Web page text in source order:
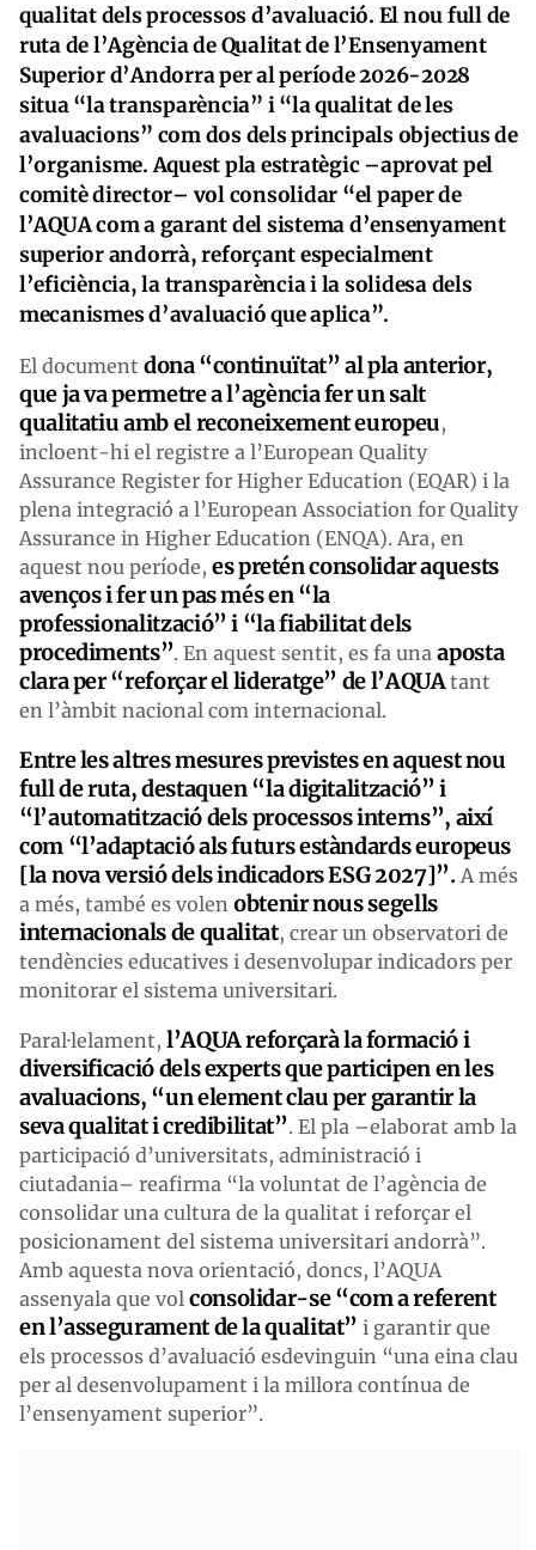
qualitat dels processos d’avaluació. El nou full de
ruta de l’Agència de Qualitat de l’Ensenyament
Superior d’Andorra per al període 2026-2028
situa “la transparència” i “la qualitat de les
avaluacions” com dos dels principals objectius de
l’organisme. Aquest pla estratègic –aprovat pel
comitè director– vol consolidar “el paper de
l’AQUA com a garant del sistema d’ensenyament
superior andorrà, reforçant especialment
l’eficiència, la transparència i la solidesa dels
mecanismes d’avaluació que aplica”.
El document dona “continuïtat” al pla anterior,
que ja va permetre a l’agència fer un salt
qualitatiu amb el reconeixement europeu,
incloent-hi el registre a l’European Quality
Assurance Register for Higher Education (EQAR) i la
plena integració a l’European Association for Quality
Assurance in Higher Education (ENQA). Ara, en
aquest nou període, es pretén consolidar aquests
avenços i fer un pas més en “la
professionalització” i “la fiabilitat dels
procediments”. En aquest sentit, es fa unaaposta
clara per “reforçar el lideratge” de l’AQUAtant
en l’àmbit nacional com internacional.
Entre les altres mesures previstes en aquest nou
full de ruta, destaquen “la digitalització” i
“l’automatització dels processos interns”, així
com “l’adaptació als futurs estàndards europeus
[la nova versió dels indicadors ESG 2027]”.A més
a més, també es volen obtenir nous segells
internacionals de qualitat, crear un observatori de
tendències educatives i desenvolupar indicadors per
monitorar el sistema universitari.
Paral·lelament, l’AQUA reforçarà la formació i
diversificació dels experts que participen en les
avaluacions, “un element clau per garantir la
seva qualitat i credibilitat”. El pla –elaborat amb la
participació d’universitats, administració i
ciutadania– reafirma “la voluntat de l’agència de
consolidar una cultura de la qualitat i reforçar el
posicionament del sistema universitari andorrà”.
Amb aquesta nova orientació, doncs, l’AQUA
assenyala que vol consolidar-se “com a referent
en l’assegurament de la qualitat” i garantir que
els processos d’avaluació esdevinguin “una eina clau
per al desenvolupament i la millora contínua de
l’ensenyament superior”.